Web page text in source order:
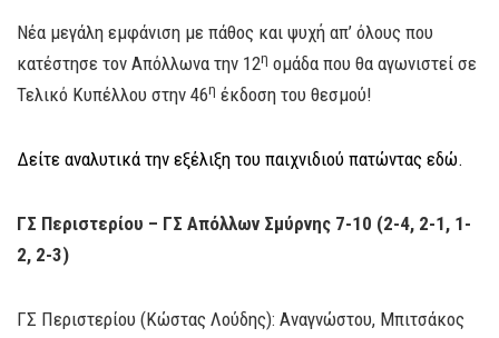
Νέα μεγάλη εμφάνιση με πάθος και ψυχή απ’ όλους που
κατέστησε τον Απόλλωνα την 12η ομάδα που θα αγωνιστεί σε
Τελικό Κυπέλλου στην 46η έκδοση του θεσμού!
Δείτε αναλυτικά την εξέλιξη του παιχνιδιού πατώντας εδώ.
ΓΣ Περιστερίου – ΓΣ Απόλλων Σμύρνης 7-10 (2-4, 2-1, 1-
2, 2-3)
ΓΣ Περιστερίου (Κώστας Λούδης): Αναγνώστου, Μπιτσάκος